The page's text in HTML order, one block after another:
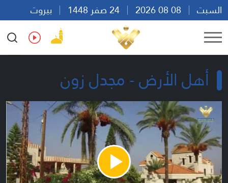
السبت
بيروت
20:31
Ar En Fr Es
أهل الأرض - مجدل زون
Play
Video